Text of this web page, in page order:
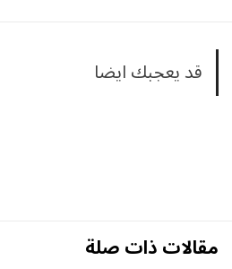
قد يعجبك ايضا
مقالات ذات صلة